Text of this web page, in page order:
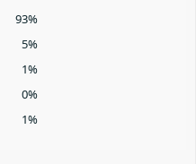
93%
5%
1%
0%
1%